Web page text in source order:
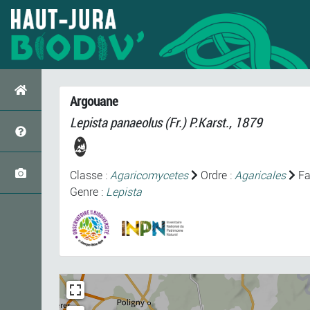
Argouane
Lepista panaeolus(Fr.) P.Karst., 1879
Classe : Agaricomycetes Ordre : Agaricales
Genre : Lepista